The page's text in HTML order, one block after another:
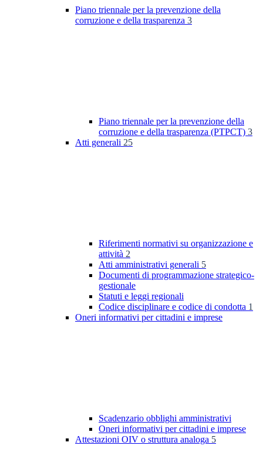
Piano triennale per la prevenzione della
corruzione e della trasparenza 3
Piano triennale per la prevenzione della
corruzione e della trasparenza (PTPCT) 3
Atti generali 25
Riferimenti normativi su organizzazione e
attività 2
Atti amministrativi generali 5
Documenti di programmazione strategico-
gestionale
Statuti e leggi regionali
Codice disciplinare e codice di condotta 1
Oneri informativi per cittadini e imprese
Scadenzario obblighi amministrativi
Oneri informativi per cittadini e imprese
Attestazioni OIV o struttura analoga 5